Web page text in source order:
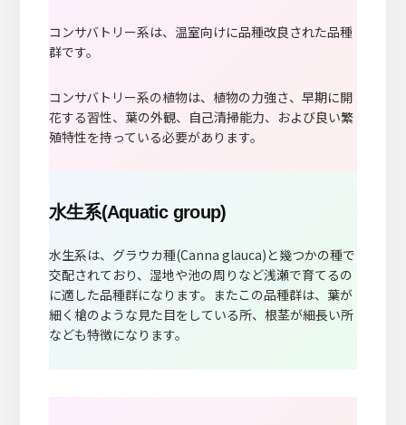
コンサバトリー系は、温室向けに品種改良された品種
群です。
コンサバトリー系の植物は、植物の力強さ、早期に開
花する習性、葉の外観、自己清掃能力、および良い繁
殖特性を持っている必要があります。
水生系(Aquatic group)
水生系は、グラウカ種(Canna glauca)と幾つかの種で
交配されており、湿地や池の周りなど浅瀬で育てるの
に適した品種群になります。またこの品種群は、葉が
細く槍のような見た目をしている所、根茎が細長い所
なども特徴になります。